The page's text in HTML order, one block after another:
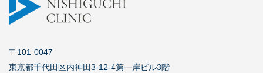
〒101-0047
東京都千代田区内神田3-12-4第一岸ビル3階